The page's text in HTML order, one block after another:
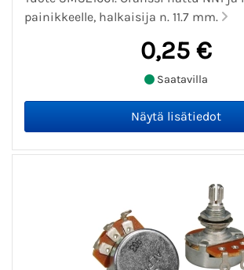
painikkeelle, halkaisija n. 11.7 mm.
0,25 €
Saatavilla